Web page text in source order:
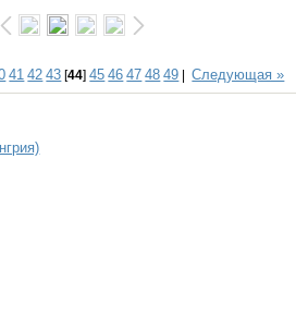
41 42 43 [44]45 46 47 48 49 |Следующая »